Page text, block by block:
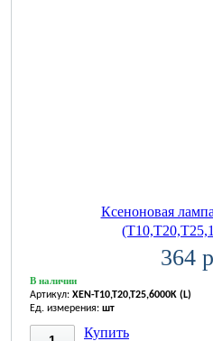
Ксеноновая
364
В наличии
Артикул: XEN-T10,T20,T25,6000K (L)
Ед. измерения: шт
Купить